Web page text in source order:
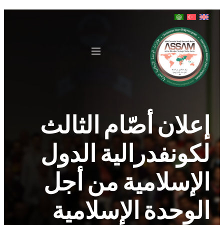
إعلان أصّام الثالث
لكونفدرالية الدول
الإسلامية من أجل
الوحدة الإسلامية